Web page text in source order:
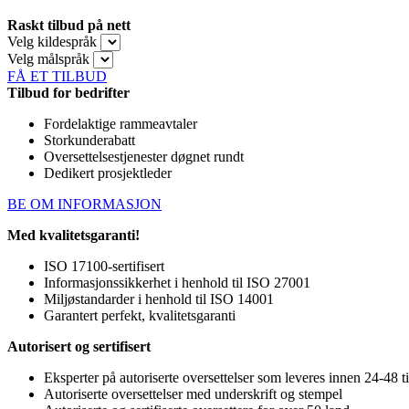
Raskt tilbud på nett
Velg kildespråk
Velg målspråk
FÅ ET TILBUD
Tilbud for bedrifter
Fordelaktige rammeavtaler
Storkunderabatt
Oversettelsestjenester døgnet rundt
Dedikert prosjektleder
BE OM INFORMASJON
Med kvalitetsgaranti!
ISO 17100-sertifisert
Informasjonssikkerhet i henhold til ISO 27001
Miljøstandarder i henhold til ISO 14001
Garantert perfekt, kvalitetsgaranti
Autorisert og sertifisert
Eksperter på autoriserte oversettelser som leveres innen 24-48
Autoriserte oversettelser med underskrift og stempel